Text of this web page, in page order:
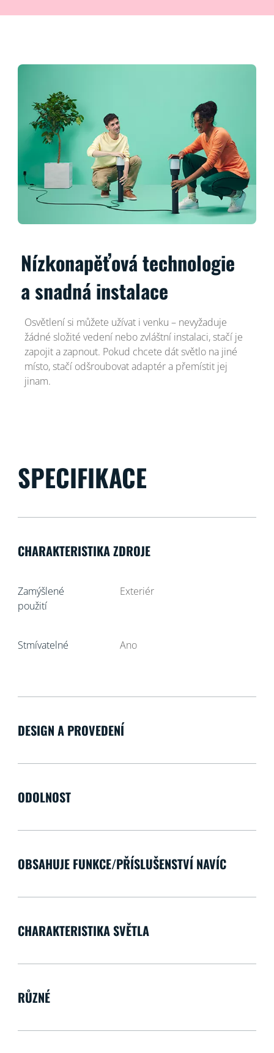
Nízkonapěťová technologie
a snadná instalace
Osvětlení si můžete užívat i venku – nevyžaduje
žádné složité vedení nebo zvláštní instalaci, stačí je
zapojit a zapnout. Pokud chcete dát světlo na jiné
místo, stačí odšroubovat adaptér a přemístit jej
jinam.
SPECIFIKACE
CHARAKTERISTIKA ZDROJE
Zamýšlené
použití
Exteriér
Stmívatelné Ano
DESIGN A PROVEDENÍ
ODOLNOST
OBSAHUJE FUNKCE/PŘÍSLUŠENSTVÍ NAVÍC
CHARAKTERISTIKA SVĚTLA
RŮZNÉ